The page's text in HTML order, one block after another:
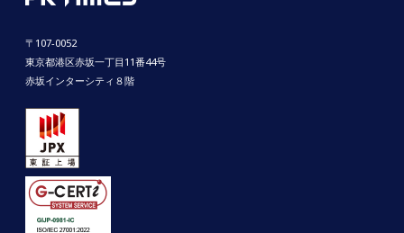
〒107-0052
東京都港区赤坂一丁目11番44号
赤坂インターシティ８階